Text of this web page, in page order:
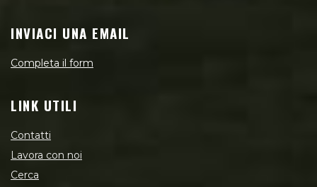
INVIACI UNA EMAIL
Completa il form
LINK UTILI
Contatti
Lavora con noi
Cerca